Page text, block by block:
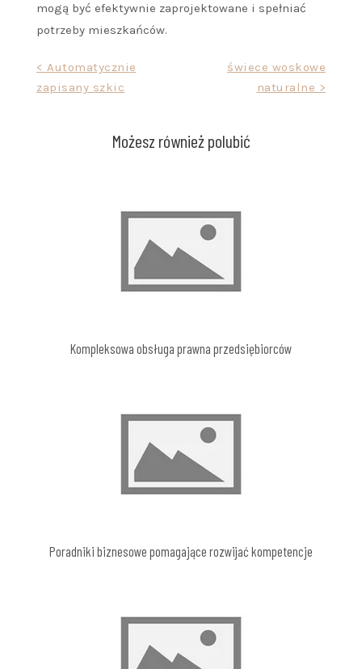
mogą być efektywnie zaprojektowane i spełniać
potrzeby mieszkańców.
Nawigacja
wpisu
< Automatycznie
zapisany szkic
świece woskowe
naturalne >
Możesz również polubić
Kompleksowa obsługa prawna przedsiębiorców
Poradniki biznesowe pomagające rozwijać kompetencje